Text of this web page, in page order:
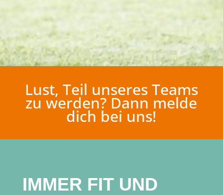
Lust, Teil unseres Teams
zu werden? Dann melde
dich bei uns!
IMMER FIT UND